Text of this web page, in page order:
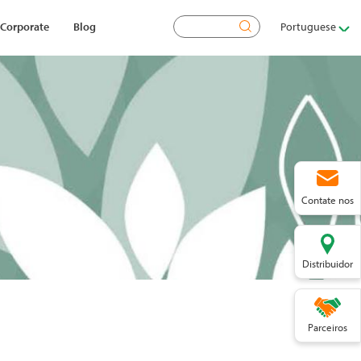
Contate nos
Distribuidor
Parceiros
Corporate Blog Pesquisar Portuguese